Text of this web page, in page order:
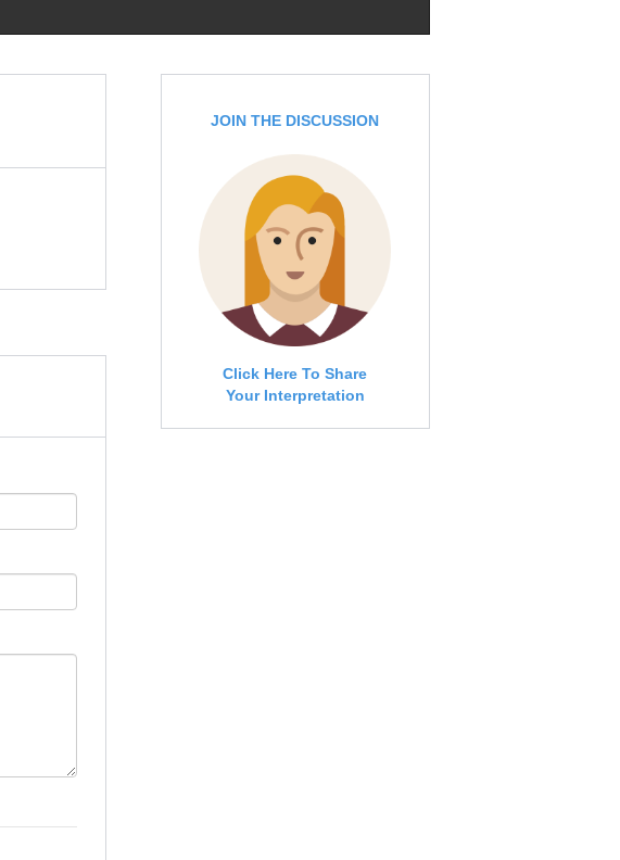
JOIN THE DISCUSSION
Click Here To Share
Your Interpretation